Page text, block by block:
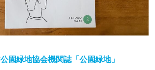
園緑地協会機関誌「公園緑地」